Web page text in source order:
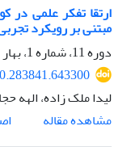
ارتقا تفکر علمی
مبتنی بر رویکرد
دوره 11، شماره 1، بهار 1399، صفحه
لیدا ملک زاده، الهه
مشاهده مقاله